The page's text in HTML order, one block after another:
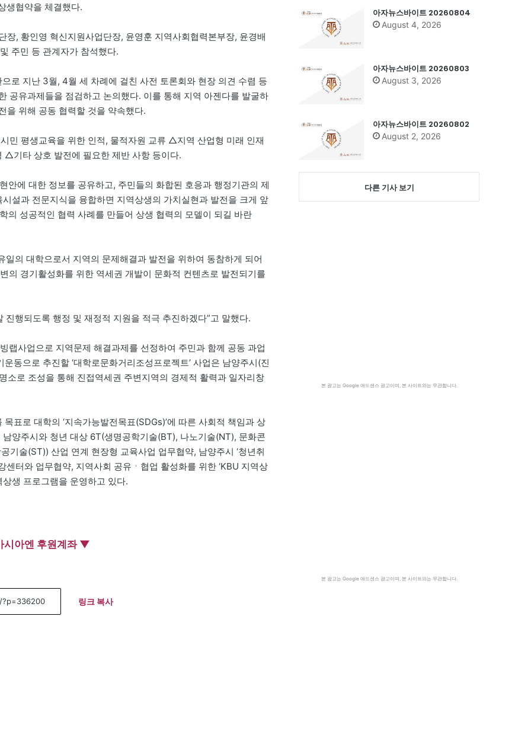
생협약을 체결했다.
, 황인영 혁신지원사업단장, 윤영훈 지역사회협력본부장, 윤경배
주민 등 관계자가 참석했다.
로 지난 3월, 4월 세 차례에 걸친 사전 토론회와 현장 의견 수렴 등
공유과제들을 점검하고 논의했다. 이를 통해 지역 아젠다를 발굴하
을 위해 공동 협력할 것을 약속했다.
평생교육을 위한 인적, 물적자원 교류 △지역 산업형 미래 인재
기타 상호 발전에 필요한 제반 사항 등이다.
안에 대한 정보를 공유하고, 주민들의 화합된 호응과 행정기관의 제
설과 전문지식을 융합하면 지역상생의 가치실현과 발전을 크게 앞
의 성공적인 협력 사례를 만들어 상생 협력의 모델이 되길 바란
의 대학으로서 지역의 문제해결과 발전을 위하여 동참하게 되어
의 경기활성화를 위한 역세권 개발이 문화적 컨텐츠로 발전되기를
행되도록 행정 및 재정적 지원을 적극 추진하겠다”고 말했다.
사업으로 지역문제 해결과제를 선정하여 주민과 함께 공동 과업
동으로 추진할 ‘대학로문화거리조성프로젝트’ 사업은 남양주시(진
소로 조성을 통해 진접역세권 주변지역의 경제적 활력과 일자리창
표로 대학의 ‘지속가능발전목표(SDGs)’에 따른 사회적 책임과 상
양주시와 청년 대상 6T(생명공학기술(BT), 나노기술(NT), 문화콘
기술(ST)) 산업 연계 현장형 교육사업 업무협약, 남양주시 ‘청년취
터와 업무협약, 지역사회 공유ㆍ협업 활성화를 위한 ‘KBU 지역상
상생 프로그램을 운영하고 있다.
아엔 후원계좌 ▼
링크 복사
아자뉴스바이트 20260804
August 4, 2026
아자뉴스바이트 20260803
August 3, 2026
아자뉴스바이트 20260802
August 2, 2026
다른 기사 보기
본 광고는 Google 애드센스 광고이며, 본 사이트와는 무관합니다.
본 광고는 Google 애드센스 광고이며, 본 사이트와는 무관합니다.